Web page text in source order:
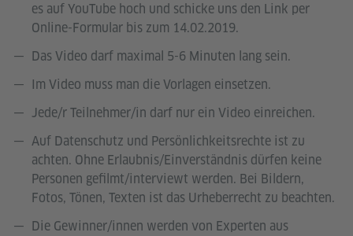
es auf YouTube hoch und schicke uns den Link per
Online-Formular bis zum 14.02.2019.
Das Video darf maximal 5-6 Minuten lang sein.
Im Video muss man die Vorlagen einsetzen.
Jede/r Teilnehmer/in darf nur ein Video einreichen.
Auf Datenschutz und Persönlichkeitsrechte ist zu
achten. Ohne Erlaubnis/Einverständnis dürfen keine
Personen gefilmt/interviewt werden. Bei Bildern,
Fotos, Tönen, Texten ist das Urheberrecht zu beachten.
Die Gewinner/innen werden von Experten aus